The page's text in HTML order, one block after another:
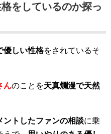
をしているのか探っ
優しい性格をされているそ
んのことを天真爛漫で天然
ントしたファンの相談に乗